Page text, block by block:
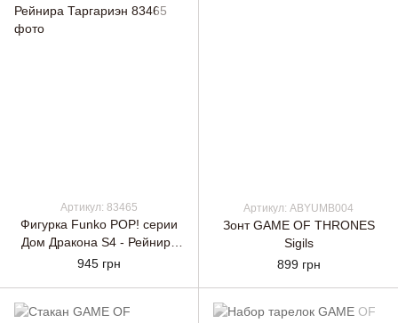
Артикул: 83465
Фигурка Funko POP! серии
Дом Дракона S4 - Рейнира
Таргариэн
945 грн
Артикул: ABYUMB004
Зонт GAME OF THRONES
Sigils
899 грн